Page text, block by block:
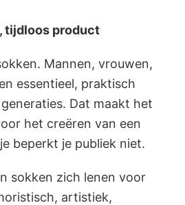
tijdloos product
Mannen, vrouwen,
essentieel, praktisch
Dat maakt het
het creëren van een
beperkt je publiek niet.
sokken zich lenen voor
artistiek,